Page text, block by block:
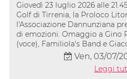
Giovedì 23 luglio 2026 alle
Golf di Tirrenia, la Proloco
l'Associazione Dannunziana
di emozioni. Omaggio a Gino
(voce), Familiola's Band e
Ven, 03/07/
Leggi